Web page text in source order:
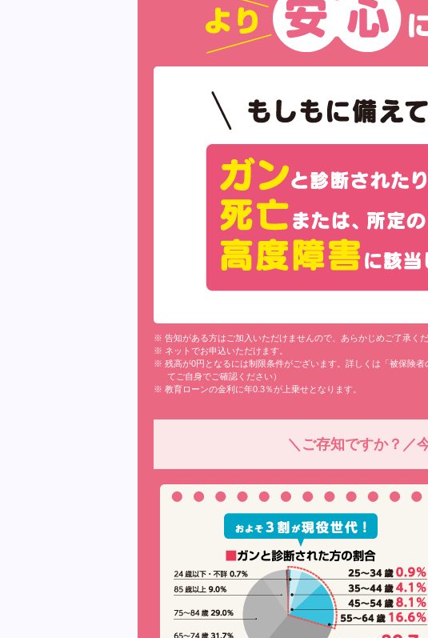
※ 告知がある方はご加入いただけませんので、あらかじめご了承くだ
※ ネットでお申込いただけます。
※ 残高が0円となるには制限条件がございます。詳しくは「被保険
てご自身でご確認ください）
※ 教育ローンの金利に年0.3％が上乗せとなります。
＼ご存知ですか？／